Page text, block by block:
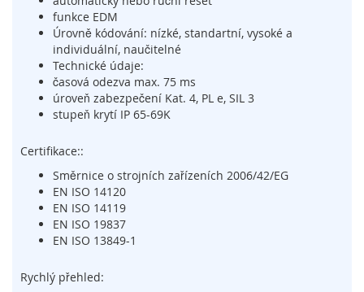
m
m
h
funkce EDM
Úrovně kódování: nízké, standartní, vysoké a
individuální, naučitelné
Technické údaje:
časová odezva max. 75 ms
úroveň zabezpečení Kat. 4, PL e, SIL 3
stupeň krytí IP 65-69K
Certifikace::
Směrnice o strojních zařízeních 2006/42/EG
EN ISO 14120
EN ISO 14119
EN ISO 19837
EN ISO 13849-1
Rychlý přehled: